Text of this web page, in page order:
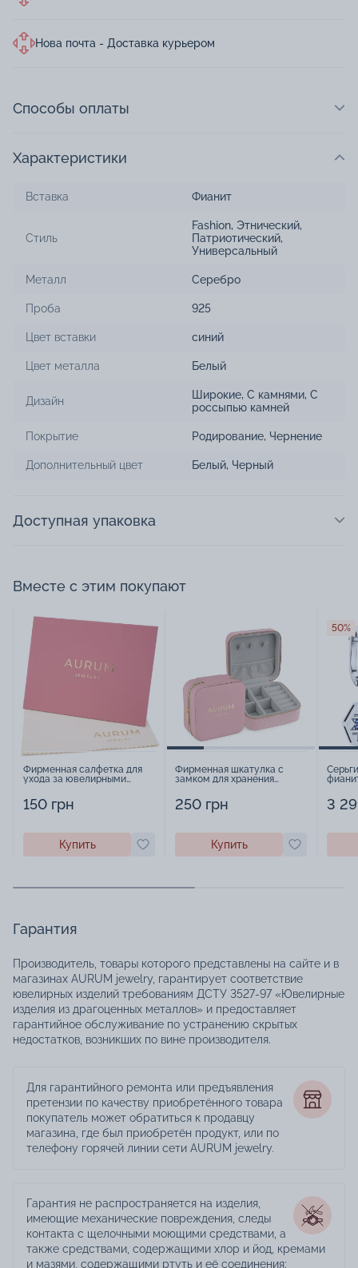
Нова почта - Доставка курьером
Способы оплаты
Характеристики
Вставка Фианит
Стиль
Fashion, Этнический,
Патриотический,
Универсальный
Металл Серебро
Проба 925
Цвет вставки синий
Цвет металла Белый
Дизайн Широкие, С камнями, С
россыпью камней
Покрытие Родирование, Чернение
Дополнительный цвет Белый, Черный
Доступная упаковка
Вместе с этим покупают
Фирменная салфетка для
ухода за ювелирными
150 грн
Купить
Фирменная шкатулка с
замком для хранения
250 грн
Купить
50%
3
Гарантия
Производитель, товары которого представлены на сайте и в
магазинах AURUM jewelry, гарантирует соответствие
ювелирных изделий требованиям ДСТУ 3527-97 «Ювелирные
изделия из драгоценных металлов» и предоставляет
гарантийное обслуживание по устранению скрытых
недостатков, возникших по вине производителя.
Для гарантийного ремонта или предъявления
претензии по качеству приобретённого товара
покупатель может обратиться к продавцу
магазина, где был приобретён продукт, или по
телефону горячей линии сети AURUM jewelry.
Гарантия не распространяется на изделия,
имеющие механические повреждения, следы
контакта с щелочными моющими средствами, а
также средствами, содержащими хлор и йод, кремами
и мазями, содержащими ртуть и её соединения;